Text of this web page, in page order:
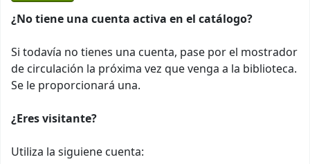
¿No tiene una cuenta activa en el catálogo?
Si todavía no tienes una cuenta, pase por el mostrador
de circulación la próxima vez que venga a la biblioteca.
Se le proporcionará una.
¿Eres visitante?
Utiliza la siguiene cuenta: